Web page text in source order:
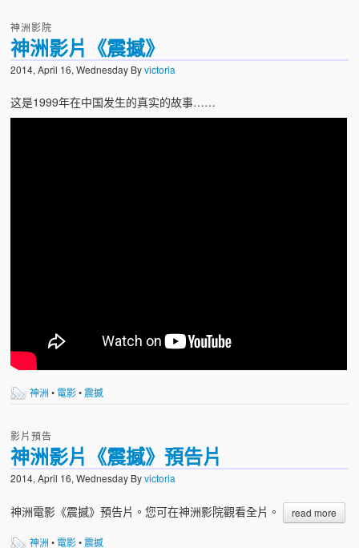
神洲影院
神洲影片《震撼》
2014, April 16, Wednesday Byvictoria
这是1999年在中国发生的真实的故事……
神洲 • 電影• 震撼
影片預告
神洲影片《震撼》預告片
2014, April 16, Wednesday Byvictoria
神洲電影《震撼》預告片。您可在神洲影院觀看全片。 read more
神洲 • 電影• 震撼